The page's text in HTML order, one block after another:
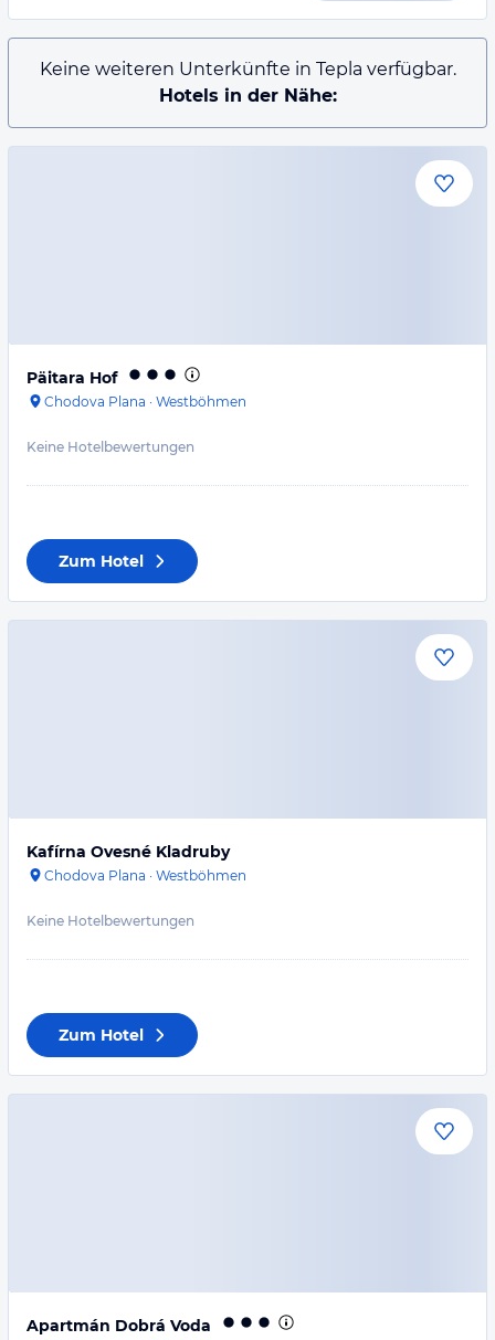
Keine weiteren Unterkünfte in Tepla verfügbar.
Hotels in der Nähe:
Päitara Hof
Chodova Plana · Westböhmen
Keine Hotelbewertungen
Zum Hotel
Kafírna Ovesné Kladruby
Chodova Plana · Westböhmen
Keine Hotelbewertungen
Zum Hotel
Apartmán Dobrá Voda